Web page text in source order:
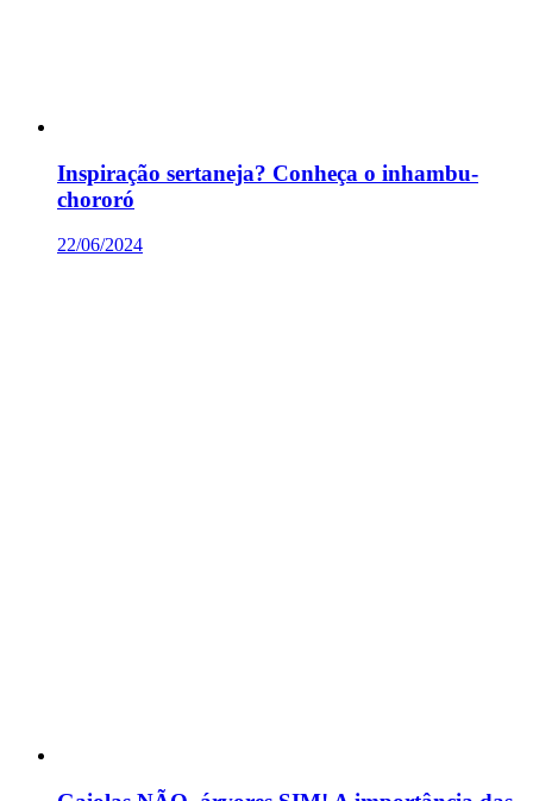
Inspiração sertaneja? Conheça o inhambu-
chororó
22/06/2024